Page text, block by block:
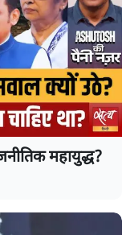
महायुद्ध?